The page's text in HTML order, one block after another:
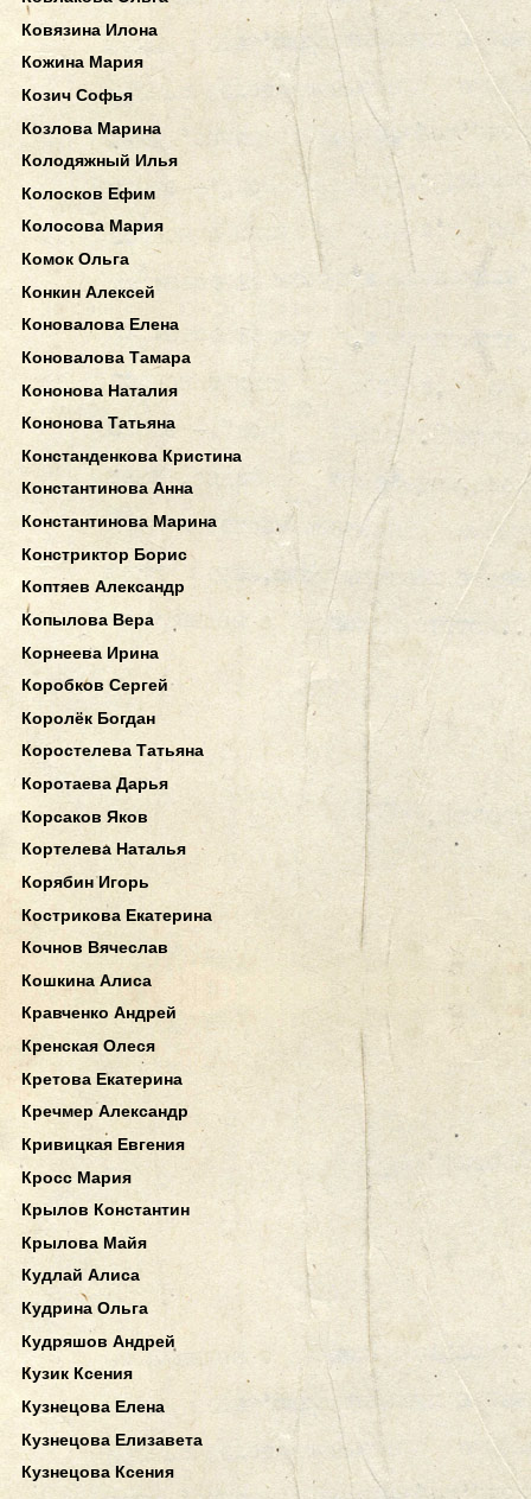
Ковязина Илона
Кожина Мария
Козич Софья
Козлова Марина
Колодяжный Илья
Колосков Ефим
Колосова Мария
Комок Ольга
Конкин Алексей
Коновалова Елена
Коновалова Тамара
Кононова Наталия
Кононова Татьяна
Констанденкова Кристина
Константинова Анна
Константинова Марина
Констриктор Борис
Коптяев Александр
Копылова Вера
Корнеева Ирина
Коробков Сергей
Королёк Богдан
Коростелева Татьяна
Коротаева Дарья
Корсаков Яков
Кортелева Наталья
Корябин Игорь
Кострикова Екатерина
Кочнов Вячеслав
Кошкина Алиса
Кравченко Андрей
Кренская Олеся
Кретова Екатерина
Кречмер Александр
Кривицкая Евгения
Кросс Мария
Крылов Константин
Крылова Майя
Кудлай Алиса
Кудрина Ольга
Кудряшов Андрей
Кузик Ксения
Кузнецова Елена
Кузнецова Елизавета
Кузнецова Ксения